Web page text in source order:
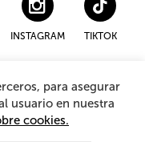
INSTAGRAM TIKTOK
Policy
para asegurar
usuario en nuestra
cookies.